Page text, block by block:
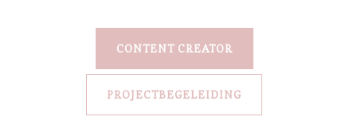
CONTENT CREATOR
PROJECTBEGELEIDING